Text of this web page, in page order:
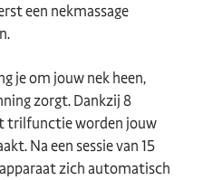
een nekmassage
je om jouw nek heen,
zorgt. Dankzij 8
trilfunctie worden jouw
Na een sessie van 15
zich automatisch